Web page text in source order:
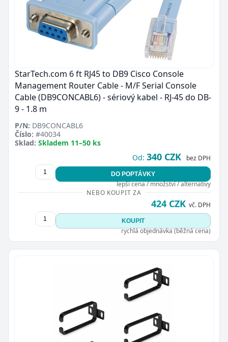
StarTech.com 6 ft RJ45 to DB9 Cisco Console
Management Router Cable - M/F Serial Console
Cable (DB9CONCABL6) - sériový kabel - RJ-45 do DB-
9 - 1.8 m
P/N: DB9CONCABL6
Číslo: #40034
Sklad: Skladem 11–50 ks
Od: 340 CZK bez DPH
DO POPTÁVKY
lepší cena / množství / alternativy
NEBO KOUPIT ZA
424 CZK vč. DPH
KOUPIT
rychlá objednávka (běžná cena)